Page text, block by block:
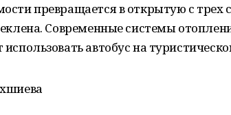
превращается в открытую с трех
Современные системы
автобус на